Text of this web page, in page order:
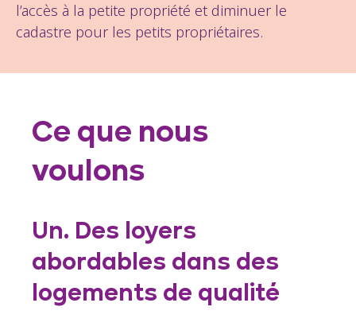
l’accès à la petite propriété et diminuer le
cadastre pour les petits propriétaires.
Ce que nous
voulons
Un. Des loyers
abordables dans des
logements de qualité